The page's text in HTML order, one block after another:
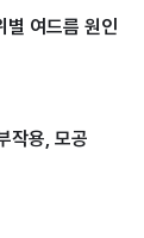
별 여드름 원인
작용, 모공